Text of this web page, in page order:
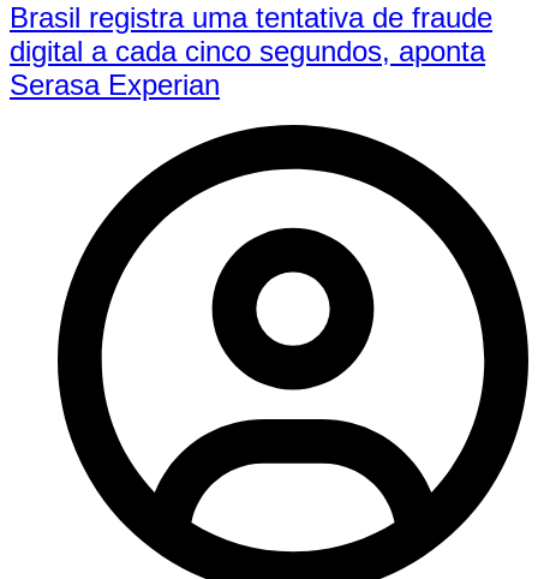
Brasil registra uma tentativa de fraude
digital a cada cinco segundos, aponta
Serasa Experian